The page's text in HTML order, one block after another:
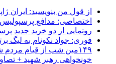
از قول من بنویسید: ایران
اختصاصی: مدافع
رونمایی از دو خرید جدید
فوری: جواد نکونام به لیگ
۱۴۹مین شب از قیام
خونخواهی رهبر شهید +